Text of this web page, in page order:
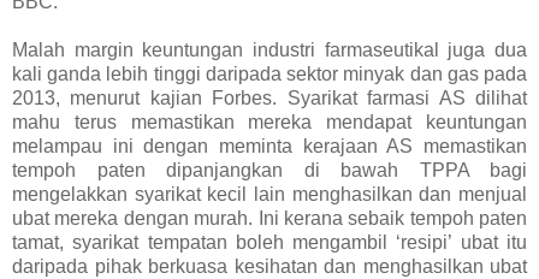
Malah margin keuntungan industri farmaseutikal juga dua
kali ganda lebih tinggi daripada sektor minyak dan gas pada
2013, menurut kajian Forbes. Syarikat farmasi AS dilihat
mahu terus memastikan mereka mendapat keuntungan
melampau ini dengan meminta kerajaan AS memastikan
tempoh paten dipanjangkan di bawah TPPA bagi
mengelakkan syarikat kecil lain menghasilkan dan menjual
ubat mereka dengan murah. Ini kerana sebaik tempoh paten
tamat, syarikat tempatan boleh mengambil ‘resipi’ ubat itu
daripada pihak berkuasa kesihatan dan menghasilkan ubat